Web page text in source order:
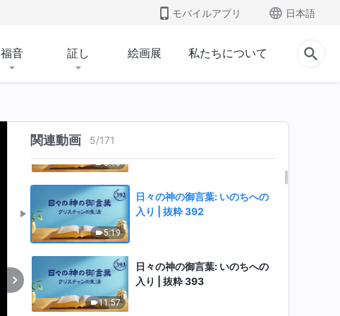
モバイルアプリ 日本語
福音 証し 絵画展 私たちについて
関連動画 5/171
日々の神の御言葉: いのちへの
5:15
日々の神の御言葉: いのちへの
5:19
日々の神の御言葉: いのちへの
入り | 抜粋 392
11:57
日々の神の御言葉: いのちへの
入り | 抜粋 393